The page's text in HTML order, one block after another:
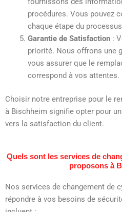
procédures. Vous pouvez
chaque étape du
Garantie de Satisfaction :
priorité. Nous offrons une
vous assurer que le
correspond à vos attentes.
Choisir notre entreprise pour le
à Bischheim signifie opter pour
vers la satisfaction du client.
Quels sont les services de
proposons à
Nos services de changement de
répondre à vos besoins de